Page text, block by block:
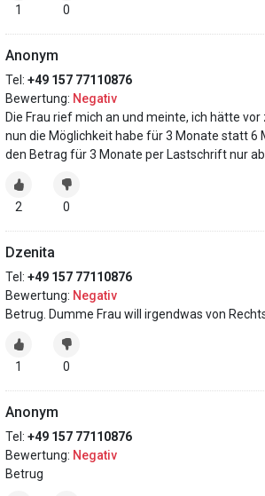
1 0
Anonym
Tel: +49 157 77110876
Bewertung: Negativ
Die Frau rief mich an und meinte, ich hätte
nun die Möglichkeit habe für 3 Monate statt 6
den Betrag für 3 Monate per Lastschrift nur
2 0
Dzenita
Tel: +49 157 77110876
Bewertung: Negativ
Betrug. Dumme Frau will irgendwas von
1 0
Anonym
Tel: +49 157 77110876
Bewertung: Negativ
Betrug